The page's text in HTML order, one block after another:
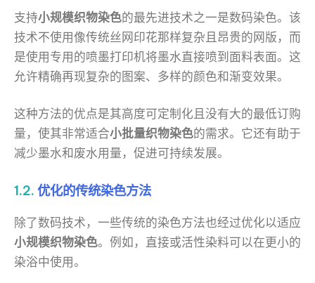
支持小规模织物染色的最先进技术之一是数码染色。该
技术不使用像传统丝网印花那样复杂且昂贵的网版，而
是使用专用的喷墨打印机将墨水直接喷到面料表面。这
允许精确再现复杂的图案、多样的颜色和渐变效果。
这种方法的优点是其高度可定制化且没有大的最低订购
量，使其非常适合小批量织物染色的需求。它还有助于
减少墨水和废水用量，促进可持续发展。
1.2. 优化的传统染色方法
除了数码技术，一些传统的染色方法也经过优化以适应
小规模织物染色。例如，直接或活性染料可以在更小的
染浴中使用。